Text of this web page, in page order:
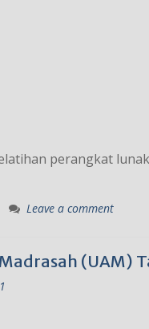
perangkat
Leave a comment
(UAM)